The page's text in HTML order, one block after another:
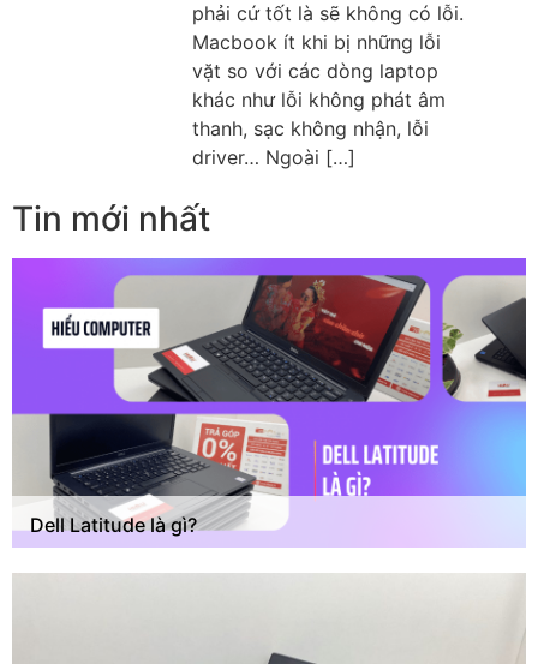
phải cứ tốt là sẽ không có lỗi.
Macbook ít khi bị những lỗi
vặt so với các dòng laptop
khác như lỗi không phát âm
thanh, sạc không nhận, lỗi
driver… Ngoài […]
Tin mới nhất
Dell Latitude là gì?